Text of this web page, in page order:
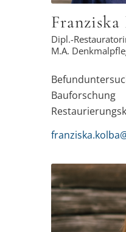
Franziska
Dipl.-
M.A.
Bauforschung
Durch
Architektin
Bestand
mich bei